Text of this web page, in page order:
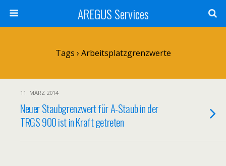
AREGUS Services
Tags › Arbeitsplatzgrenzwerte
11. MÄRZ 2014
Neuer Staubgrenzwert für A-Staub in der
TRGS 900 ist in Kraft getreten